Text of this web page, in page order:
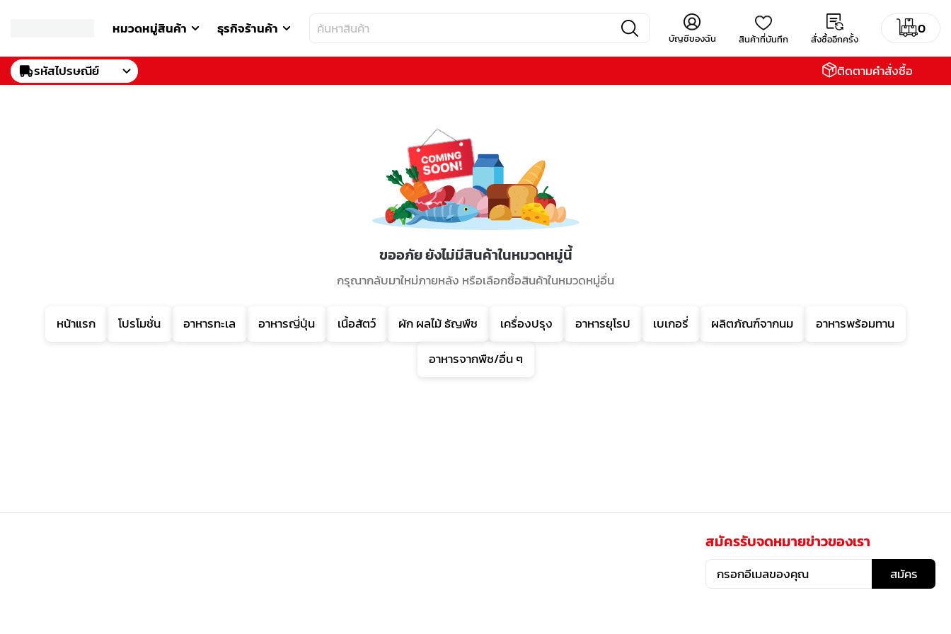
หมวดหมู่สินค้า ธุรกิจร้านค้า
บัญชีของฉัน สินค้าที่บันทึก สั่งซื้ออีกครั้ง
0
รหัสไปรษณีย์ ติดตามคำสั่งซื้อ
ขออภัย ยังไม่มีสินค้าในหมวดหมู่นี้
กรุณากลับมาใหม่ภายหลัง หรือเลือกซื้อสินค้าในหมวดหมู่อื่น
หน้าแรก โปรโมชั่น อาหารทะเล อาหารญี่ปุ่น เนื้อสัตว์ ผัก ผลไม้ ธัญพืช เครื่องปรุง อาหารยุโรป เบเกอรี่ ผลิตภัณฑ์จากนม
อาหารพร้อมทาน
อาหารจากพืช/อื่น ๆ
สมัครรับจดหมายข่าวของเรา
สมัคร